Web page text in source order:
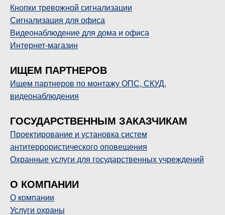
Кнопки тревожной сигнализации
Сигнализация для офиса
Видеонаблюдение для дома и офиса
Интернет-магазин
ИЩЕМ ПАРТНЕРОВ
Ищем партнеров по монтажу ОПС, СКУД,
видеонаблюдения
ГОСУДАРСТВЕННЫМ ЗАКАЗЧИКАМ
П роектирование и установка систем
антитеррористического оповещения
Охранные услуги для государственных учреждений
О КОМПАНИИ
О компании
Услуги охраны